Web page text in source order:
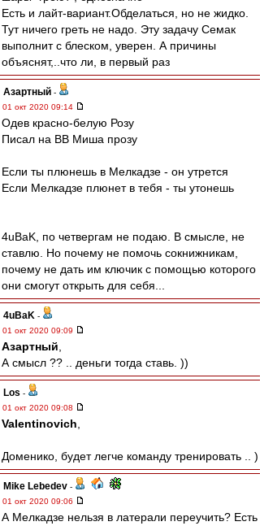
Есть и лайт-вариант.Обделаться, но не жидко.
Тут ничего греть не надо. Эту задачу Семак
выполнит с блеском, уверен. А причины
объяснят,..что ли, в первый раз
Азартный -
01 окт 2020 09:14
Одев красно-белую Розу
Писал на ВВ Миша прозу
Если ты плюнешь в Мелкадзе - он утрется
Если Мелкадзе плюнет в тебя - ты утонешь
4uBaK, по четвергам не подаю. В смысле, не
ставлю. Но почему не помочь сокнижникам,
почему не дать им ключик с помощью которого
они смогут открыть для себя...
4uBaK -
01 окт 2020 09:09
Азартный
А смысл ?? .. деньги тогда ставь. ))
Los -
01 окт 2020 09:08
Valentinovich
Доменико, будет легче команду тренировать .. )
Mike Lebedev -
01 окт 2020 09:06
А Мелкадзе нельзя в латерали переучить? Есть